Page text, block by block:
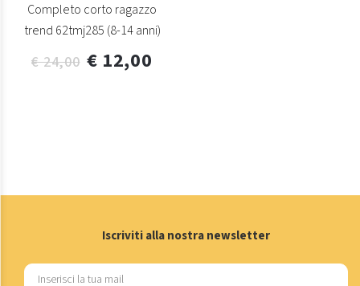
Completo corto ragazzo
trend 62tmj285 (8-14 anni)
€ 24,00 € 12,00
Iscriviti alla nostra newsletter